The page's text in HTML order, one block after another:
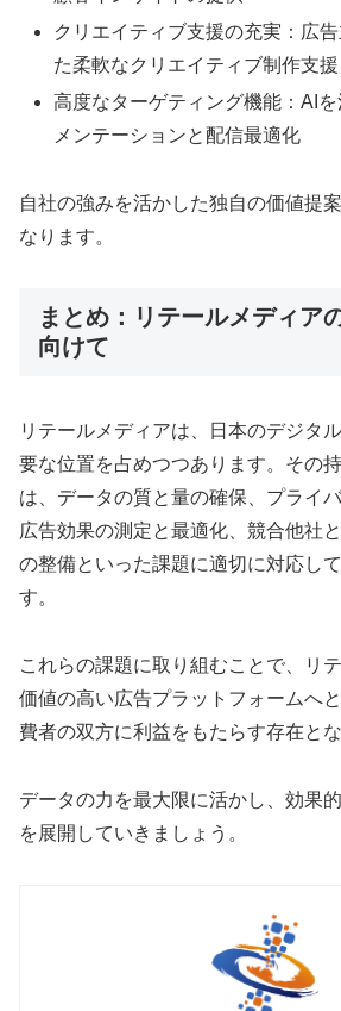
クリエイティブ支援の充実：広
た柔軟なクリエイティブ制作支援
高度なターゲティング機能：AI
メンテーションと配信最適化
自社の強みを活かした独自の価値提
なります。
まとめ：リテールメディア
向けて
リテールメディアは、日本のデジタ
要な位置を占めつつあります。その
は、データの質と量の確保、プライ
広告効果の測定と最適化、競合他社
の整備といった課題に適切に対応し
す。
これらの課題に取り組むことで、リ
価値の高い広告プラットフォームへ
費者の双方に利益をもたらす存在とな
データの力を最大限に活かし、効果
を展開していきましょう。